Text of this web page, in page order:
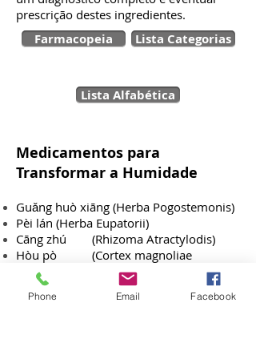
prescrição destes ingredientes.
Farmacopeia Lista Categorias
Lista Alfabética
Medicamentos para
Transformar a Humidade
Guǎng huò xiāng (Herba Pogostemonis)
Pèi lán (Herba Eupatorii)
Cāng zhú (Rhizoma Atractylodis)
Hòu pò (Cortex magnoliae
Officinalis)
Shā rén (Fructus Amomi)
Dòu kòu (Fructus Amomi Rotundus)
Phone Email Facebook